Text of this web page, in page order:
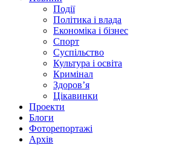
Події
Політика і влада
Економіка і бізнес
Спорт
Суспільство
Культура і освіта
Кримінал
Здоров’я
Цікавинки
Проекти
Блоги
Фоторепортажі
Архів